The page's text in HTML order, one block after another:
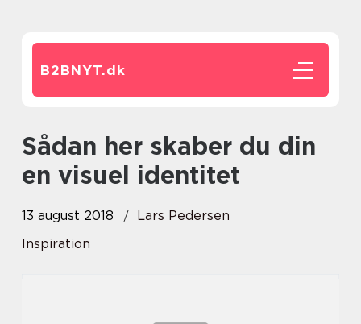
B2BNYT.dk
Sådan her skaber du din
en visuel identitet
13 august 2018
Lars Pedersen
Inspiration